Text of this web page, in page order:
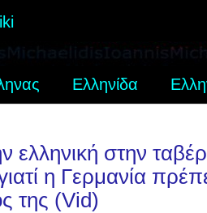
Ελληνίδα
ελληνική στην
η Γερμανία
της (Vid)